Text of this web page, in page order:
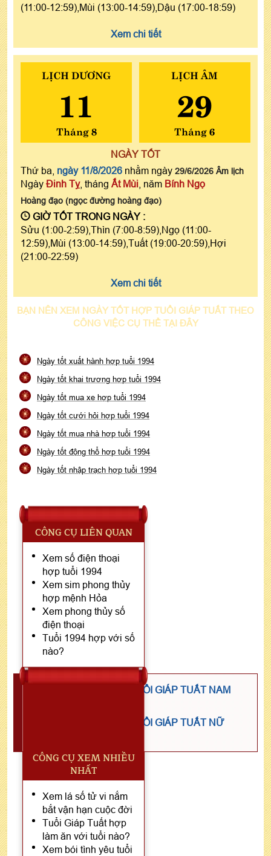
(11:00-12:59),Mùi (13:00-14:59),Dậu (17:00-18:59)
Xem chi tiết
LỊCH DƯƠNG
11
Tháng 8
LỊCH ÂM
29
Tháng 6
NGÀY TỐT
Thứ ba, ngày 11/8/2026 nhằm ngày 29/6/2026 Âm lịch
Ngày Đinh Tỵ, tháng Ất Mùi , năm Bính Ngọ
Hoàng đạo (ngọc đường hoàng đạo)
GIỜ TỐT TRONG NGÀY :
Sửu (1:00-2:59),Thìn (7:00-8:59),Ngọ (11:00-
12:59),Mùi (13:00-14:59),Tuất (19:00-20:59),Hợi
(21:00-22:59)
Xem chi tiết
BẠN NÊN XEM NGÀY TỐT HỢP TUỔI GIÁP TUẤT THEO
CÔNG VIỆC CỤ THỂ TẠI ĐÂY
Ngày tốt xuất hành hợp tuổi 1994
Ngày tốt khai trương hợp tuổi 1994
Ngày tốt mua xe hợp tuổi 1994
Ngày tốt cưới hỏi hợp tuổi 1994
Ngày tốt mua nhà hợp tuổi 1994
Ngày tốt động thổ hợp tuổi 1994
Ngày tốt nhập trạch hợp tuổi 1994
CÔNG CỤ LIÊN QUAN
Xem số điện thoại
hợp tuổi 1994
Xem sim phong thủy
hợp mệnh Hỏa
Xem phong thủy số
điện thoại
Tuổi 1994 hợp với số
nào?
TỬ VI NĂM 2024 TUỔI GIÁP TUẤT NAM
TỬ VI NĂM 2024 TUỔI GIÁP TUẤT NỮ
CÔNG CỤ XEM NHIỀU
NHẤT
Xem lá số tử vi nắm
bắt vận hạn cuộc đời
Tuổi Giáp Tuất hợp
làm ăn với tuổi nào?
Xem bói tình yêu tuổi